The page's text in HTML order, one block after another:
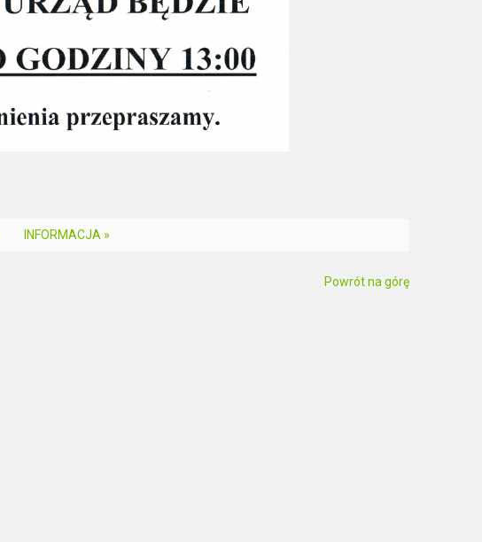
INFORMACJA »
Powrót na górę